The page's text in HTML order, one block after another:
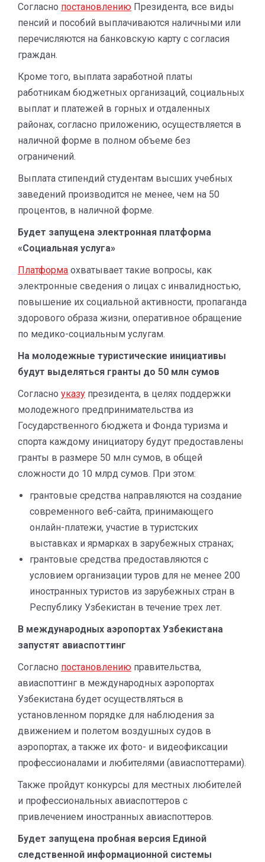
Согласно постановлению Президента, все виды
пенсий и пособий выплачиваются наличными или
перечисляются на банковскую карту с согласия
граждан.
Кроме того, выплата заработной платы
работникам бюджетных организаций, социальных
выплат и платежей в горных и отдаленных
районах, согласно приложению, осуществляется в
наличной форме в полном объеме без
ограничений.
Выплата стипендий студентам высших учебных
заведений производится не менее, чем на 50
процентов, в наличной форме.
Будет запущена электронная платформа
«Социальная услуга»
Платформа охватывает такие вопросы, как
электронные сведения о лицах с инвалидностью,
повышение их социальной активности, пропаганда
здорового образа жизни, оперативное обращение
по медико-социальным услугам.
На молодежные туристические инициативы
будут выделяться гранты до 50 млн сумов
Согласно указу президента, в целях поддержки
молодежного предпринимательства из
Государственного бюджета и Фонда туризма и
спорта каждому инициатору будут предоставлены
гранты в размере 50 млн сумов, в общей
сложности до 10 млрд сумов. При этом:
грантовые средства направляются на создание
современного веб-сайта, принимающего
онлайн-платежи, участие в туристских
выставках и ярмарках в зарубежных странах;
грантовые средства предоставляются с
условием организации туров для не менее 200
иностранных туристов из зарубежных стран в
Республику Узбекистан в течение трех лет.
В международных аэропортах Узбекистана
запустят авиаспоттинг
Согласно постановлению правительства,
авиаспоттинг в международных аэропортах
Узбекистана будет осуществляться в
установленном порядке для наблюдения за
движением и полетом воздушных судов в
аэропортах, а также их фото- и видеофиксации
профессионалами и любителями (авиаспоттерами).
Также пройдут конкурсы для местных любителей
и профессиональных авиаспоттеров с
привлечением иностранных авиаспоттеров.
Будет запущена пробная версия Единой
следственной информационной системы